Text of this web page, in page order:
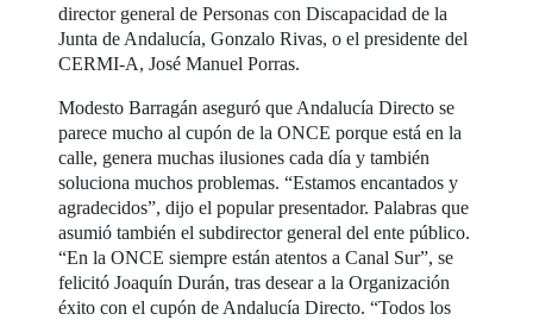
director general de Personas con Discapacidad de la
Junta de Andalucía, Gonzalo Rivas, o el presidente del
CERMI-A, José Manuel Porras.
Modesto Barragán aseguró que Andalucía Directo se
parece mucho al cupón de la ONCE porque está en la
calle, genera muchas ilusiones cada día y también
soluciona muchos problemas. “Estamos encantados y
agradecidos”, dijo el popular presentador. Palabras que
asumió también el subdirector general del ente público.
“En la ONCE siempre están atentos a Canal Sur”, se
felicitó Joaquín Durán, tras desear a la Organización
éxito con el cupón de Andalucía Directo. “Todos los